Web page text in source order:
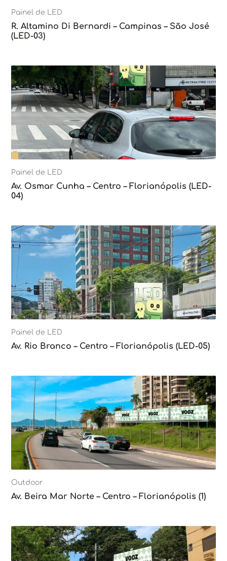
Painel de LED
R. Altamino Di Bernardi – Campinas – São José
(LED-03)
Painel de LED
Av. Osmar Cunha – Centro – Florianópolis (LED-
04)
Painel de LED
Av. Rio Branco – Centro – Florianópolis (LED-05)
Outdoor
Av. Beira Mar Norte – Centro – Florianópolis (1)